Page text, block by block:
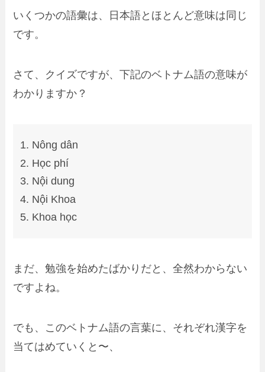
いくつかの語彙は、日本語とほとんど意味は同じ
です。
さて、クイズですが、下記のベトナム語の意味が
わかりますか？
Nông dân
Học phí
Nội dung
Nội Khoa
Khoa học
まだ、勉強を始めたばかりだと、全然わからない
ですよね。
でも、このベトナム語の言葉に、 それぞれ漢字を
当てはめていくと 〜、